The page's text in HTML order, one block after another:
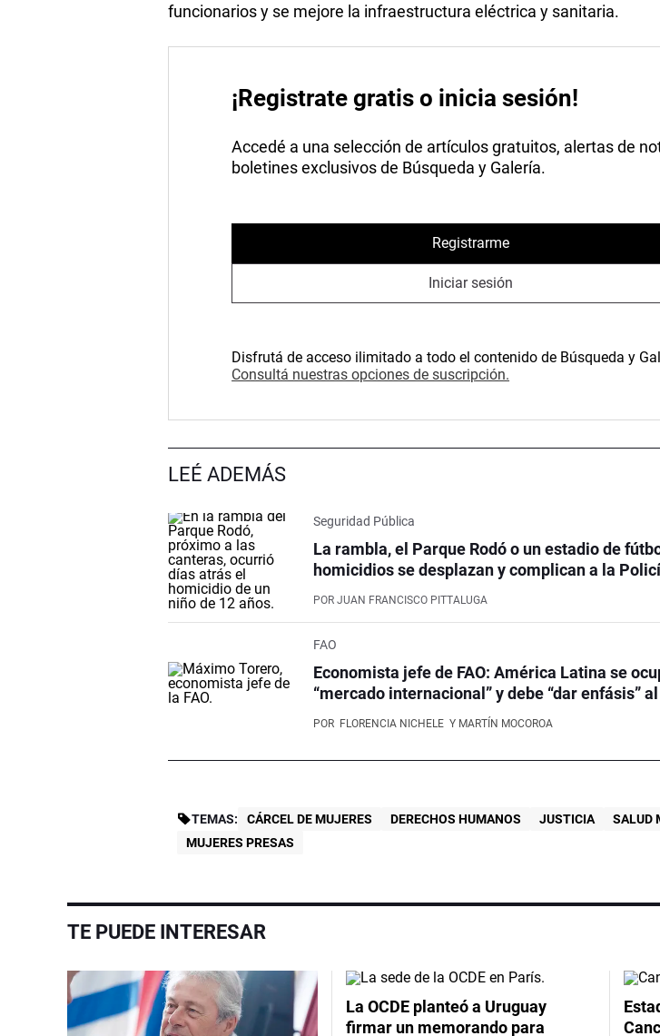
funcionarios y se mejore la infraestructura eléctrica y sanitaria.
¡Registrate gratis o inicia sesión!
Accedé a una selección de artículos gratuitos, alertas de
boletines exclusivos de Búsqueda y Galería.
Registrarme
Iniciar sesión
Disfrutá de acceso ilimitado a todo el contenido de Búsqueda y
Consultá nuestras opciones de suscripción.
LEÉ ADEMÁS
Seguridad Pública
La rambla, el Parque Rodó o un estadio de
homicidios se desplazan y complican a la
POR JUAN FRANCISCO PITTALUGA
FAO
Economista jefe de FAO: América Latina se
“mercado internacional” y debe “dar enfásis”
POR FLORENCIA NICHELE Y MARTÍN MOCOROA
TEMAS: CÁRCEL DE MUJERES DERECHOS HUMANOS JUSTICIA
SALUD
MUJERES PRESAS
TE PUEDE INTERESAR
La OCDE planteó a Uruguay
firmar un memorando para